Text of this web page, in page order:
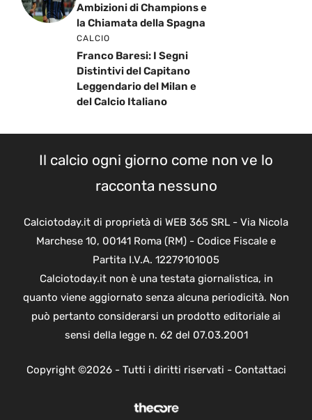
Ambizioni di Champions e
la Chiamata della Spagna
CALCIO
Franco Baresi: I Segni
Distintivi del Capitano
Leggendario del Milan e
del Calcio Italiano
Il calcio ogni giorno come non ve lo
racconta nessuno
Calciotoday.it di proprietà di WEB 365 SRL - Via Nicola
Marchese 10, 00141 Roma (RM) - Codice Fiscale e
Partita I.V.A. 12279101005
Calciotoday.it non è una testata giornalistica, in
quanto viene aggiornato senza alcuna periodicità. Non
può pertanto considerarsi un prodotto editoriale ai
sensi della legge n. 62 del 07.03.2001
Copyright ©2026 - Tutti i diritti riservati - Contattaci